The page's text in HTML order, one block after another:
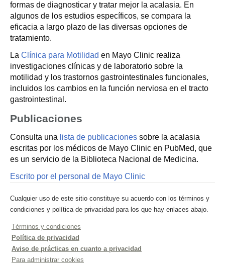
formas de diagnosticar y tratar mejor la acalasia. En
algunos de los estudios específicos, se compara la
eficacia a largo plazo de las diversas opciones de
tratamiento.
La Clínica para Motilidad en Mayo Clinic realiza
investigaciones clínicas y de laboratorio sobre la
motilidad y los trastornos gastrointestinales funcionales,
incluidos los cambios en la función nerviosa en el tracto
gastrointestinal.
Publicaciones
Consulta una lista de publicaciones sobre la acalasia
escritas por los médicos de Mayo Clinic en PubMed, que
es un servicio de la Biblioteca Nacional de Medicina.
Escrito por el personal de Mayo Clinic
Cualquier uso de este sitio constituye su acuerdo con los términos y
condiciones y política de privacidad para los que hay enlaces abajo.
Términos y condiciones
Política de privacidad
Aviso de prácticas en cuanto a privacidad
Para administrar cookies